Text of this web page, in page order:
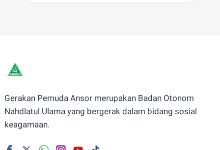
Gerakan Pemuda Ansor merupakan Badan Otonom
Nahdlatul Ulama yang bergerak dalam bidang sosial
keagamaan.